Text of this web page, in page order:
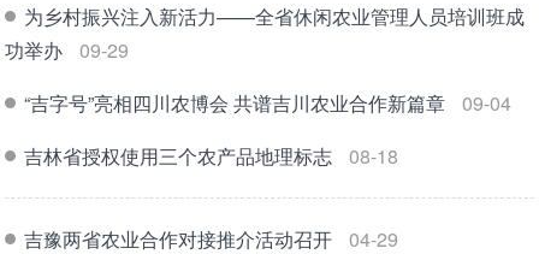
为乡村振兴注入新活力——全省休闲农业管理人员培训班成
功举办
09-29
“吉字号”亮相四川农博会 共谱吉川农业合作新篇章
09-04
吉林省授权使用三个农产品地理标志
08-18
吉豫两省农业合作对接推介活动召开
04-29